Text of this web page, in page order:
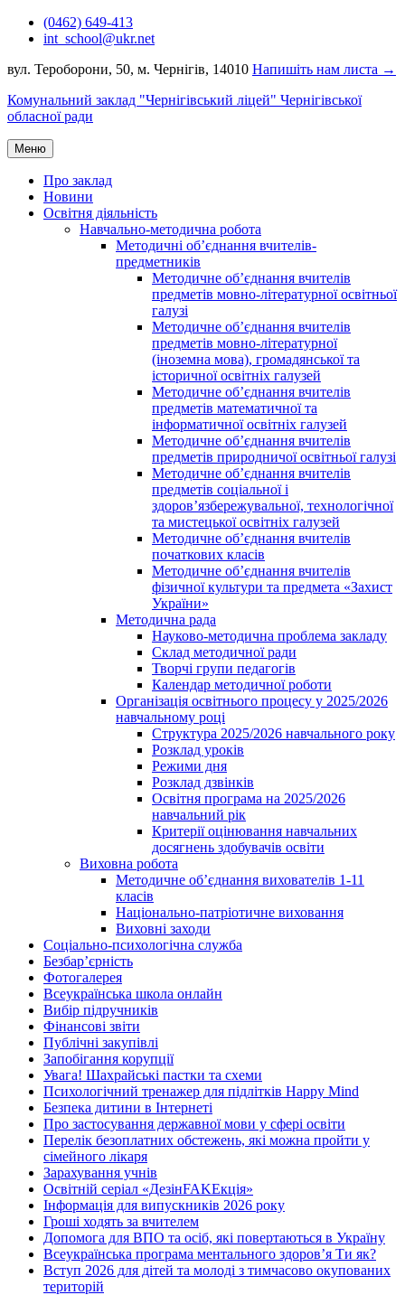
Перейти(0462) 649-413
int_school@ukr.net
вул. Тероборони, 50, м. Чернігів, 14010 Напишіть нам листа →
Комунальний заклад "Чернігівський ліцей" Чернігівської
обласної ради
Меню
Про заклад
Новини
Освітня діяльність
Навчально-методична робота
Методичні об’єднання вчителів-
предметників
Методичне об’єднання вчителів
предметів мовно-літературної освітньої
галузі
Методичне об’єднання вчителів
предметів мовно-літературної
(іноземна мова), громадянської та
історичної освітніх галузей
Методичне об’єднання вчителів
предметів математичної та
інформатичної освітніх галузей
Методичне об’єднання вчителів
предметів природничої освітньої галузі
Методичне об’єднання вчителів
предметів соціальної і
здоров’язбережувальної, технологічної
та мистецької освітніх галузей
Методичне об’єднання вчителів
початкових класів
Методичне об’єднання вчителів
фізичної культури та предмета «Захист
України»
Методична рада
Науково-методична проблема закладу
Склад методичної ради
Творчі групи педагогів
Календар методичної роботи
Організація освітнього процесу у 2025/2026
навчальному році
Структура 2025/2026 навчального року
Розклад уроків
Режими дня
Розклад дзвінків
Освітня програма на 2025/2026
навчальний рік
Критерії оцінювання навчальних
досягнень здобувачів освіти
Виховна робота
Методичне об’єднання вихователів 1-11
класів
Національно-патріотичне виховання
Виховні заходи
Соціально-психологічна служба
Безбар’єрність
Фотогалерея
Всеукраїнська школа онлайн
Вибір підручників
Фінансові звіти
Публічні закупівлі
Запобігання корупції
Увага! Шахрайські пастки та схеми
Психологічний тренажер для підлітків Happy Mind
Безпека дитини в Інтернеті
Про застосування державної мови у сфері освіти
Перелік безоплатних обстежень, які можна пройти у
сімейного лікаря
Зарахування учнів
Освітній серіал «ДезінFAKEкція»
Інформація для випускників 2026 року
Гроші ходять за вчителем
Допомога для ВПО та осіб, які повертаються в Україну
Всеукраїнська програма ментального здоров’я Ти як?
Вступ 2026 для дітей та молоді з тимчасово окупованих
територій